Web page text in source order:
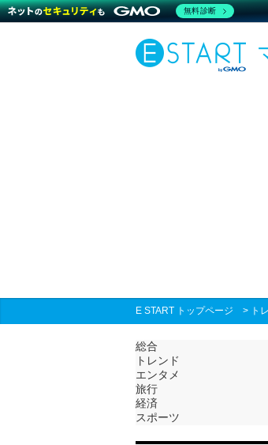
E START トップページ > ト
総合
トレンド
エンタメ
旅行
経済
スポーツ
無料診断